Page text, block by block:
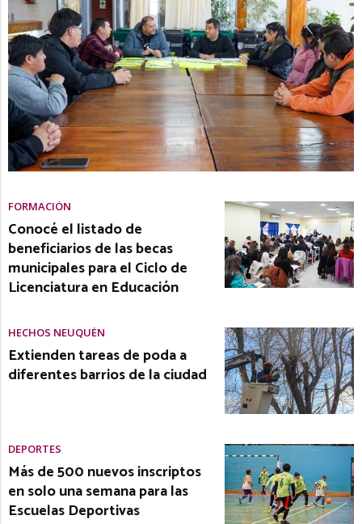
FORMACIÓN
Conocé el listado de
beneficiarios de las becas
municipales para el Ciclo de
Licenciatura en Educación
HECHOS NEUQUÉN
Extienden tareas de poda a
diferentes barrios de la ciudad
DEPORTES
Más de 500 nuevos inscriptos
en solo una semana para las
Escuelas Deportivas